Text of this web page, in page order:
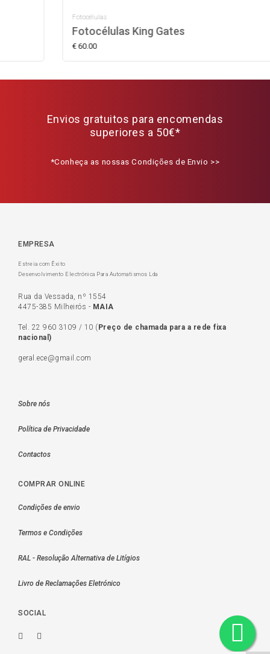
Fotocélulas King Gates
Envios gratuitos para encomendas
superiores a 50€*
*Conheça as nossas Condições de Envio >>
EMPRESA
Estreia com Êxito
Desenvolvimento Electrónica Para Automatismos Lda
Rua da Vessada, nº 1554
4475-385 Milheirós - MAIA
Tel. 22 960 3109 / 10 ( Preço de c hamada para a rede fixa
nacional)
geral.ece@gmail.com
Sobre nós
Política de Privacidade
Contactos
COMPRAR ONLINE
Condições de envio
Termos e Condições
RAL - Resolução Alternativa de Litígios
Livro de Reclamações Eletrónico
SOCIAL